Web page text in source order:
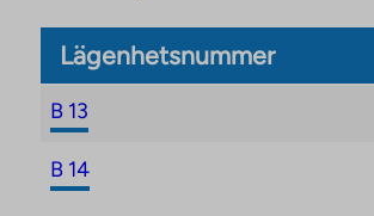
Lägenhetsnummer
B 13
B 14